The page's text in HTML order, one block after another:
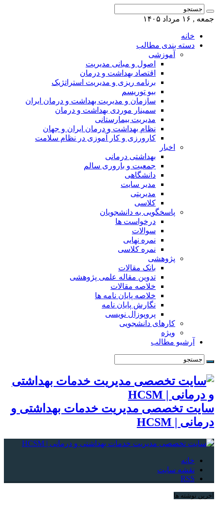
جمعه , ۱۶ مرداد ۱۴۰۵
خانه
دسته بندی مطالب
آموزشی
اصول و مبانی مدیریت
اقتصاد بهداشت و درمان
برنامه ریزی و مدیریت استراتژیک
بیو توریسم
سازمان و مدیریت بهداشت و درمان ایران
سمینار موردی بهداشت و درمان
مدیریت بیمارستانی
نظام بهداشت و درمان ایران و جهان
کارورزی و کار آموزی در نظام سلامت
اخبار
بهداشتی درمانی
جمعیت و باروری سالم
دانشگاهی
مدیر سایت
مدیریتی
کلاسی
پاسخگویی به دانشجویان
درخواست ها
سوالات
نمره نهایی
نمره کلاسی
پژوهشی
بانک مقالات
تدوین مقاله علمی پژوهشی
خلاصه مقالات
خلاصه پایان نامه ها
نگارش پایان نامه
پروپوزال نویسی
کارهای دانشجویی
ویژه
آرشیو مطالب
سایت تخصصی مدیریت خدمات بهداشتی و
درمانی | HCSM
خانه
نقشه سایت
RSS
آخرین نوشته ها